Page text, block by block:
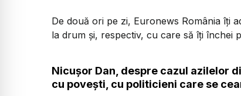
De două ori pe zi, Euronews România îți
la drum și, respectiv, cu care să îți închei
Nicușor Dan, despre cazul azilelor
cu povești, cu politicieni care se